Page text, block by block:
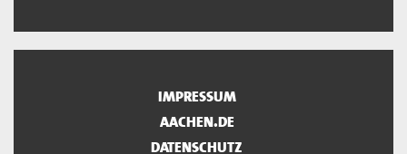
IMPRESSUM
AACHEN.DE
DATENSCHUTZ